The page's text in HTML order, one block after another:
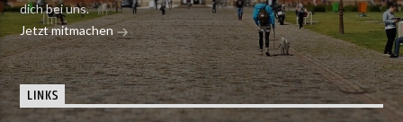
dich bei uns.
Jetzt mitmachen
LINKS